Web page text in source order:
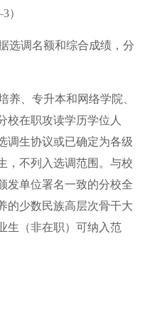
调名额和综合成绩，分
、专升本和网络学院、
校在职攻读学历学位人
调生协议或已确定为各级
，不列入选调范围。与校
发单位署名一致的分校全
的少数民族高层次骨干大
生（非在职）可纳入范